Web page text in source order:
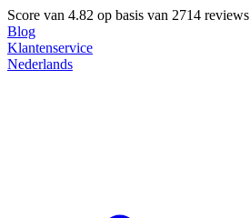
Score van 4.82 op basis van 2714 reviews
Blog
Klantenservice
Nederlands